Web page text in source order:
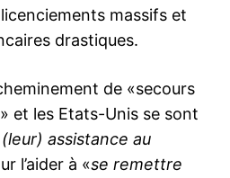
massifs et
drastiques.
de «secours
et les Etats-Unis se sont
assistance au
l’aider à «se remettre